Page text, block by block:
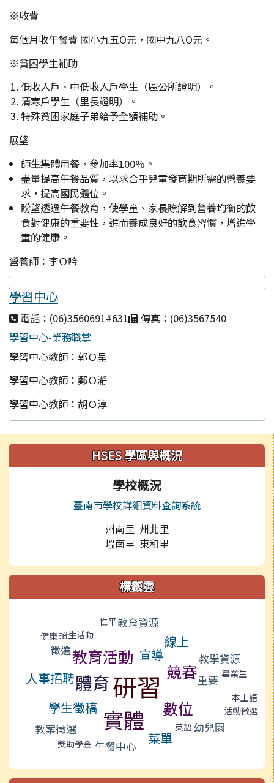
※收費
每個月收午餐費 國小九五O元，國中九八O元。
※貧困學生補助
低收入戶、中低收入戶學生（區公所證明）。
清寒戶學生（里長證明）。
特殊貧困家庭子弟給予全額補助。
展望
師生集體用餐，參加率100%。
盡量提高午餐品質，以求合乎兒童發育期所需的營養要
求，提高國民體位。
盼望透過午餐教育，使學童、家長瞭解到營養均衡的飲
食對健康的重要性，進而養成良好的飲食習慣，增進學
童的健康。
營養師：李Ｏ吟
學習中心
電話：(06)3560691#631
傳真：(06)3567540
學習中心-業務職掌
學習中心教師：郭Ｏ呈
學習中心教師：鄭Ｏ瀞
學習中心教師：胡Ｏ淳
左邊區域內容HSES 學區與概況
學校概況
臺南市學校詳細資料查詢系統
州南里 州北里
塭南里 東和里
標籤雲
性平教育資源
健康招生活動
徵選 線上
教育活動 宣導 教學資源
人事招聘體育研習 競賽重要 畢業生
學生徵稿 實體 數位
本土語
活動徵選
教案徵選
英語
獎助學金 午餐中心 菜單
幼兒園